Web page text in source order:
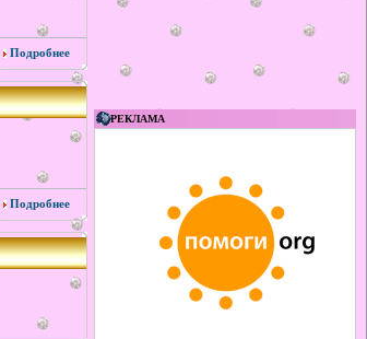
Подробнее
Подробнее
РЕКЛАМА